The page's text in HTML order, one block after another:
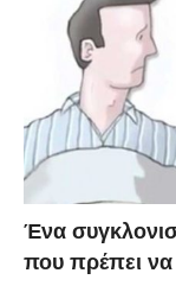
Ένα
που πρέπει να